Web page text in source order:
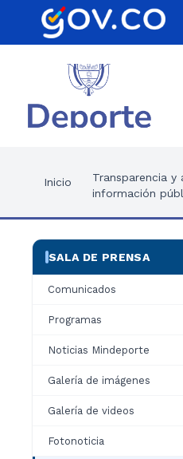
Inicio
Transparencia y
información
SALA DE PRENSA
Comunicados
Programas
Noticias Mindeporte
Galería de imágenes
Galería de videos
Fotonoticia